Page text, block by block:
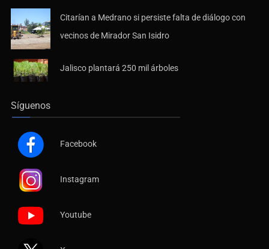
Citarían a Medrano si persiste falta de diálogo con
vecinos de Mirador San Isidro
Jalisco plantará 250 mil árboles
Síguenos
Facebook
Instagram
Youtube